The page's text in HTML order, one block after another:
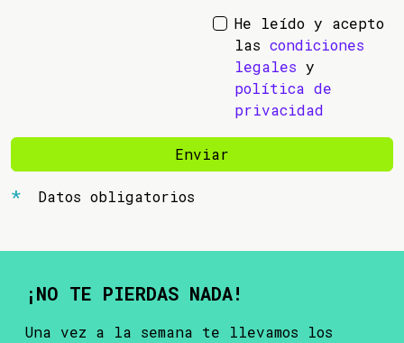
He leído y acepto
las condiciones
legales y
política de
privacidad
Enviar
Datos obligatorios
¡NO TE PIERDAS NADA!
Una vez a la semana te llevamos los